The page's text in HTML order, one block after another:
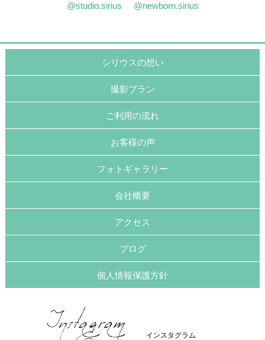
@studio.sirius
@newborn.sirius
シリウスの想い
撮影プラン
ご利用の流れ
お客様の声
フォトギャラリー
会社概要
アクセス
ブログ
個人情報保護方針
インスタグラム